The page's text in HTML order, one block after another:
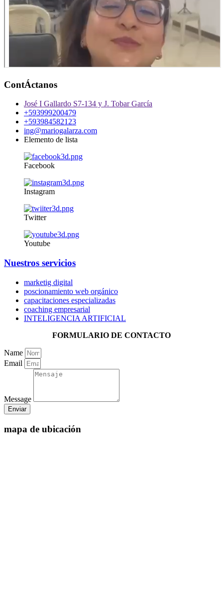
ContÁctanos
José I Gallardo S7-134 y J. Tobar García
+593999200479
+593984582123
ing@mariogalarza.com
Elemento de lista
Facebook
Instagram
Twitter
Youtube
Nuestros servicios
marketig digital
poscionamiento web orgánico
capacitaciones especializadas
coaching empresarial
INTELIGENCIA ARTIFICIAL
FORMULARIO DE CONTACTO
Name
Email
Message
Enviar
mapa de ubicación